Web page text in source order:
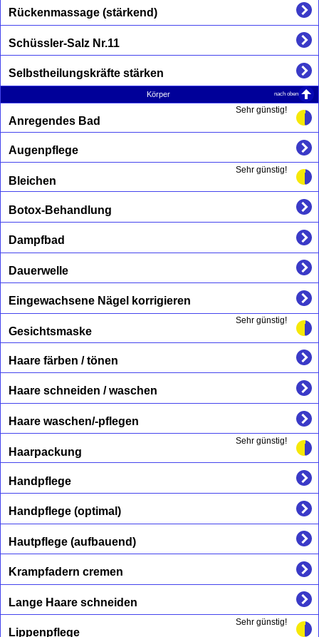
Rückenmassage (stärkend)
Schüssler-Salz Nr.11
Selbstheilungskräfte stärken
Körper nach oben
Sehr günstig!
Anregendes Bad
Augenpflege
Sehr günstig!
Bleichen
Botox-Behandlung
Dampfbad
Dauerwelle
Eingewachsene Nägel korrigieren
Sehr günstig!
Gesichtsmaske
Haare färben / tönen
Haare schneiden / waschen
Haare waschen/-pflegen
Sehr günstig!
Haarpackung
Handpflege
Handpflege (optimal)
Hautpflege (aufbauend)
Krampfadern cremen
Lange Haare schneiden
Sehr günstig!
Lippenpflege